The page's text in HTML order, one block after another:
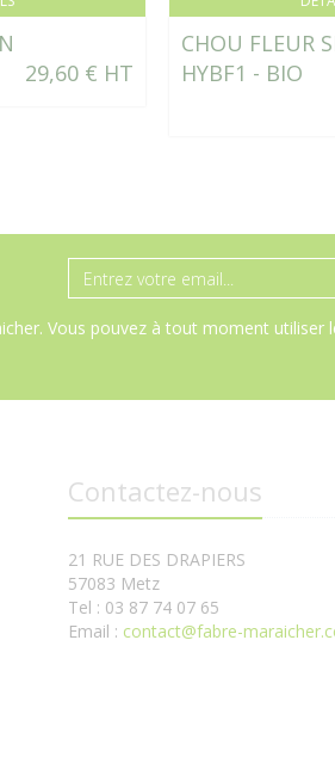
29,60 € HT
CHOU FLEUR
HYBF1 - BIO
Vous pouvez à tout moment utiliser
Contactez-nous
21 RUE DES DRAPIERS
57083 Metz
Tel : 03 87 74 07 65
Email : contact@fabre-